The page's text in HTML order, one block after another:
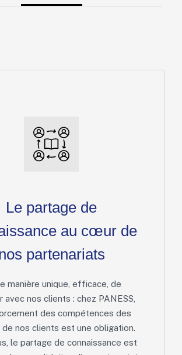
Le partage de
au cœur de
partenariats
manière unique, efficace, de
avec nos clients : chez PANESS,
des compétences des
de nos clients est une obligation.
le partage de connaissance est